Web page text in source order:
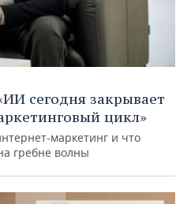
сегодня закрывает
цикл»
маркетинг и что
гребне волны